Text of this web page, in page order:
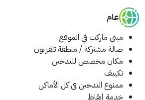
عام
ميني ماركت في الموقع
صالة مشتركة / منطقة تلفزيون
مكان مخصص للتدخين
تكييف
ممنوع التدخين في كل الأماكن
خدمة إيقاظ